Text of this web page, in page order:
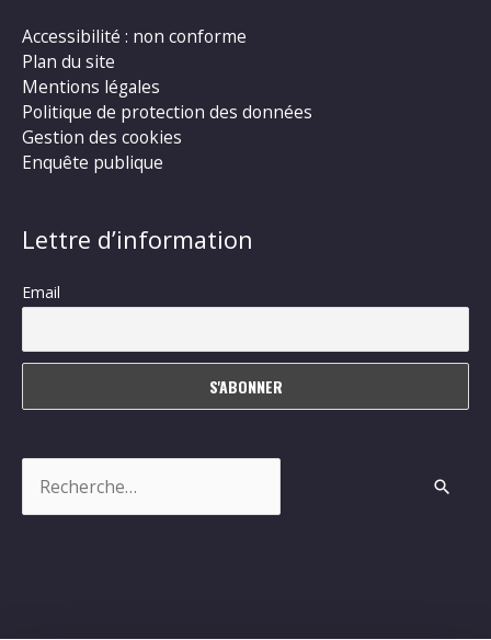
Accessibilité : non conforme
Plan du site
Mentions légales
Politique de protection des données
Gestion des cookies
Enquête publique
Lettre d’information
Email